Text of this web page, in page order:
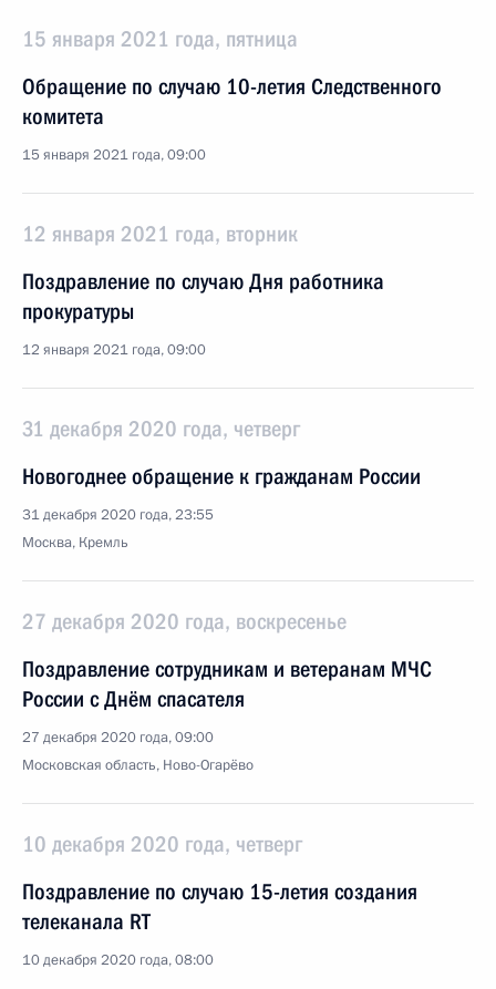
15 января 2021 года, пятница
Обращение по случаю 10-летия Следственного
комитета
15 января 2021 года, 09:00
12 января 2021 года, вторник
Поздравление по случаю Дня работника
прокуратуры
12 января 2021 года, 09:00
31 декабря 2020 года, четверг
Новогоднее обращение к гражданам России
31 декабря 2020 года, 23:55
Москва, Кремль
27 декабря 2020 года, воскресенье
Поздравление сотрудникам и ветеранам МЧС
России с Днём спасателя
27 декабря 2020 года, 09:00
Московская область, Ново-Огарёво
10 декабря 2020 года, четверг
Поздравление по случаю 15-летия создания
телеканала RT
10 декабря 2020 года, 08:00